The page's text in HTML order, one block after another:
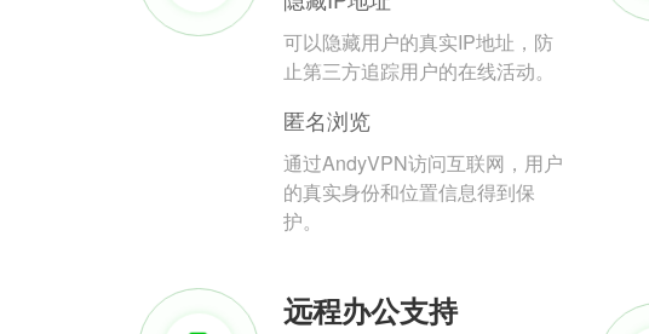
可以隐藏用户的真实IP地址，防
止第三方追踪用户的在线活动。
匿名浏览
通过AndyVPN访问互联网，用户
的真实身份和位置信息得到保
护。
远程办公支持